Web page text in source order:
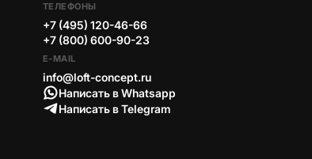
ТЕЛЕФОНЫ
+7 (495) 120-46-66
+7 (800) 600-90-23
E-MAIL
info@loft-concept.ru
Написать в Whatsapp
Написать в Telegram